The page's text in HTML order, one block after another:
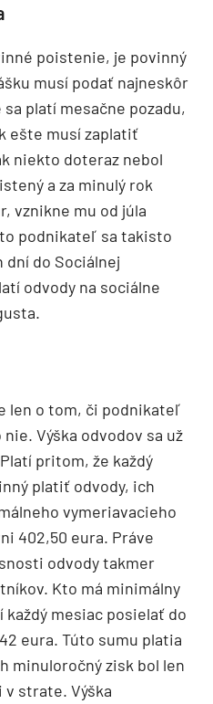
poistenie, je povinný
musí podať najneskôr
platí mesačne pozadu,
ešte musí zaplatiť
niekto doteraz nebol
a za minulý rok
vznikne mu od júla
podnikateľ sa takisto
do Sociálnej
odvody na sociálne
len o tom, či podnikateľ
Výška odvodov sa už
pritom, že každý
platiť odvody, ich
vymeriavacieho
402,50 eura. Práve
odvody takmer
Kto má minimálny
každý mesiac posielať do
eura. Túto sumu platia
minuloročný zisk bol len
strate. Výška